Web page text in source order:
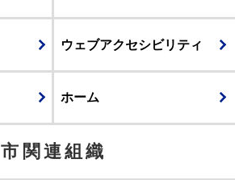
ウェブアクセシビリティ
ホーム
市関連組織